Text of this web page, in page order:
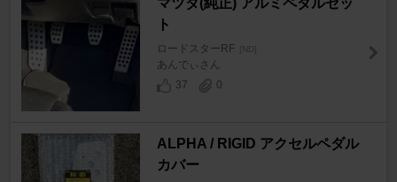
マツダ(純正) アルミペダルセッ
ト
ロードスターRF [ND]
あんでぃさん
37
0
ALPHA / RIGID アクセルペダル
カバー